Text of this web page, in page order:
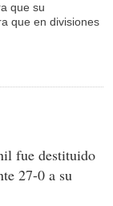
que su
que en divisiones
fue destituido
27-0 a su